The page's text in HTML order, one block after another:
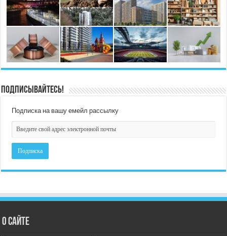
Подписывайтесь!
Подписка на вашу емейл рассылку
О сайте